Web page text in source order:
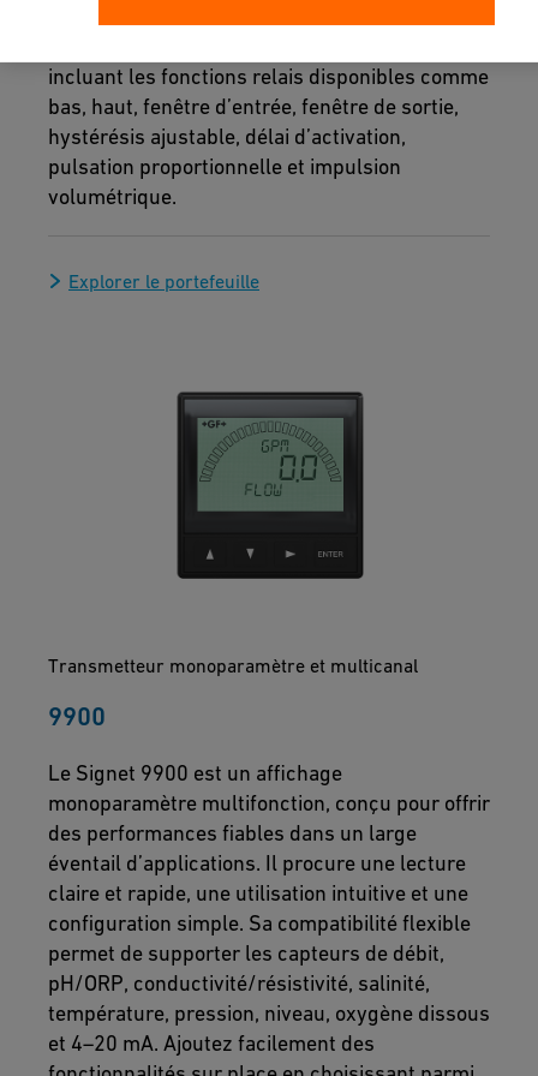
incluant les fonctions relais disponibles comme
bas, haut, fenêtre d’entrée, fenêtre de sortie,
hystérésis ajustable, délai d’activation,
pulsation proportionnelle et impulsion
volumétrique.
Explorer le portefeuille
Transmetteur monoparamètre et multicanal
9900
Le Signet 9900 est un affichage
monoparamètre multifonction, conçu pour offrir
des performances fiables dans un large
éventail d’applications. Il procure une lecture
claire et rapide, une utilisation intuitive et une
configuration simple. Sa compatibilité flexible
permet de supporter les capteurs de débit,
pH/ORP, conductivité/résistivité, salinité,
température, pression, niveau, oxygène dissous
et 4–20 mA. Ajoutez facilement des